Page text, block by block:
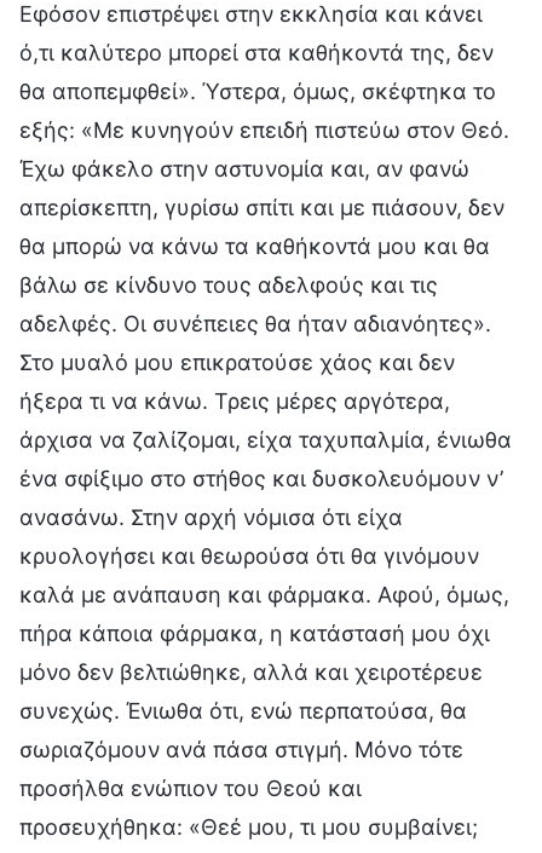
Εφόσον επιστρέψει στην εκκλησία και κάνει
ό,τι καλύτερο μπορεί στα καθήκοντά της, δεν
θα αποπεμφθεί». Ύστερα, όμως, σκέφτηκα το
εξής: «Με κυνηγούν επειδή πιστεύω στον Θεό.
Έχω φάκελο στην αστυνομία και, αν φανώ
απερίσκεπτη, γυρίσω σπίτι και με πιάσουν, δεν
θα μπορώ να κάνω τα καθήκοντά μου και θα
βάλω σε κίνδυνο τους αδελφούς και τις
αδελφές. Οι συνέπειες θα ήταν αδιανόητες».
Στο μυαλό μου επικρατούσε χάος και δεν
ήξερα τι να κάνω. Τρεις μέρες αργότερα,
άρχισα να ζαλίζομαι, είχα ταχυπαλμία, ένιωθα
ένα σφίξιμο στο στήθος και δυσκολευόμουν ν’
ανασάνω. Στην αρχή νόμισα ότι είχα
κρυολογήσει και θεωρούσα ότι θα γινόμουν
καλά με ανάπαυση και φάρμακα. Αφού, όμως,
πήρα κάποια φάρμακα, η κατάστασή μου όχι
μόνο δεν βελτιώθηκε, αλλά και χειροτέρευε
συνεχώς. Ένιωθα ότι, ενώ περπατούσα, θα
σωριαζόμουν ανά πάσα στιγμή. Μόνο τότε
προσήλθα ενώπιον του Θεού και
προσευχήθηκα: «Θεέ μου, τι μου συμβαίνει;